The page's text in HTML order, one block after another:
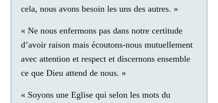
cela, nous avons besoin les uns des autres. »
« Ne nous enfermons pas dans notre certitude
d’avoir raison mais écoutons-nous mutuellement
avec attention et respect et discernons ensemble
ce que Dieu attend de nous. »
« Soyons une Eglise qui selon les mots du